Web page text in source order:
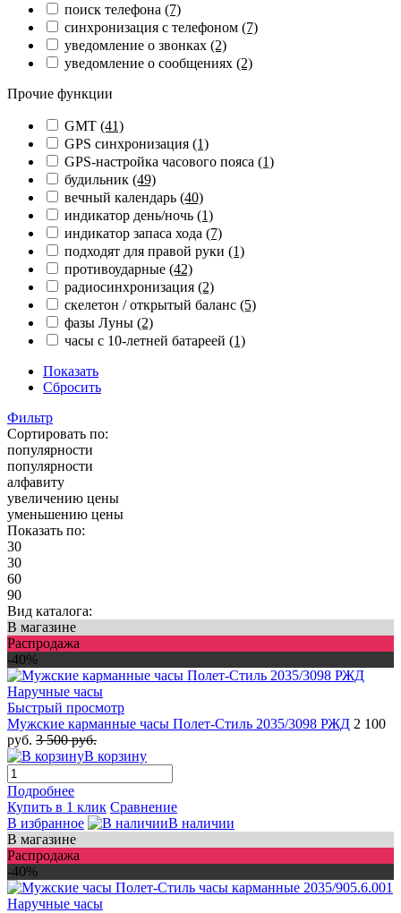
поиск телефона (7)
синхронизация с телефоном (7)
уведомление о звонках (2)
уведомление о сообщениях (2)
Прочие функции
GMT (41)
GPS синхронизация (1)
GPS-настройка часового пояса (1)
будильник (49)
вечный календарь (40)
индикатор день/ночь (1)
индикатор запаса хода (7)
подходят для правой руки (1)
противоударные (42)
радиосинхронизация (2)
скелетон / открытый баланс (5)
фазы Луны (2)
часы с 10-летней батареей (1)
Показать
Сбросить
Фильтр
Сортировать по:
популярности
популярности
алфавиту
увеличению цены
уменьшению цены
Показать по:
30
30
60
90
Вид каталога:
В магазине
Распродажа
-40%
Быстрый просмотр
Мужские карманные часы Полет-Стиль 2035/3098 РЖД 2 100
руб. 3 500 руб.
В корзину
Подробнее
Купить в 1 клик Сравнение
В избранное
В наличии
В магазине
Распродажа
-40%